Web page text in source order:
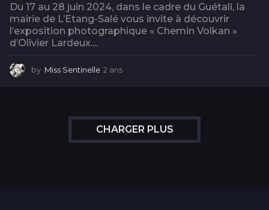
Du 17 au 28 juin 2024, dans le cadre du Guétali, la
mairie de L’Etang-Salé vous invite à découvrir
l’exposition photographique « Chemin Volkan »
d’Olivier Lardeux....
by Miss Sentinelle 2 ans
CHARGER PLUS